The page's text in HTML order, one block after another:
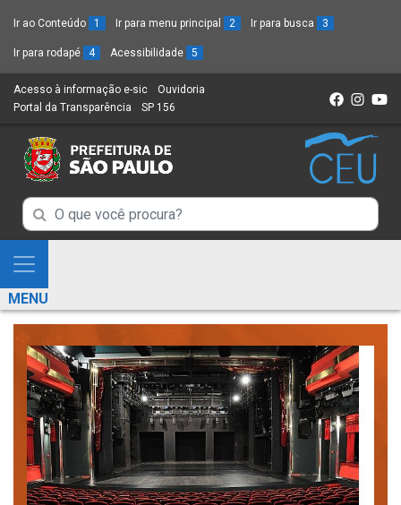
Ir ao Conteúdo 1 Ir para menu principal 2 Ir para busca 3
Ir para rodapé 4 Acessibilidade 5
Acesso à informação e-sic (Link
para
novo
sítio)
Ouvidoria
Portal da Transparência (Link
um
novo
SP 156
Campo
de
Busca
de
informações
Campo
de
de
informações
Mostra
e
Esconde
Menu
MENU